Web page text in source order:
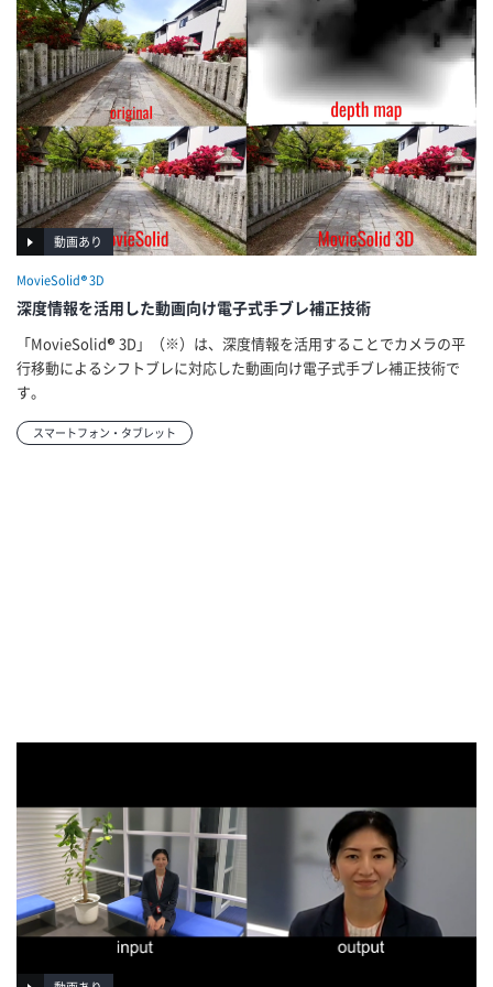
動画あり
MovieSolid® 3D
深度情報を活用した動画向け電子式手ブレ補正技術
「MovieSolid® 3D」（※）は、深度情報を活用することでカメラの平
行移動によるシフトブレに対応した動画向け電子式手ブレ補正技術で
す。
スマートフォン・タブレット